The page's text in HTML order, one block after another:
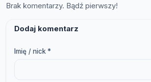
Brak komentarzy. Bądź pierwszy!
Dodaj komentarz
Imię / nick *